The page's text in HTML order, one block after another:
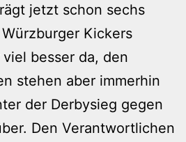
jetzt schon sechs
Kickers
besser da, den
stehen aber immerhin
der Derbysieg gegen
Den Verantwortlichen